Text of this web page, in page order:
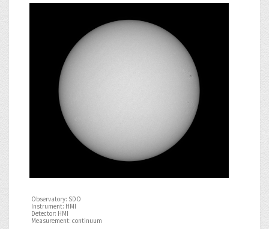
Observatory: SDO
Instrument: HMI
Detector: HMI
Measurement: continuum